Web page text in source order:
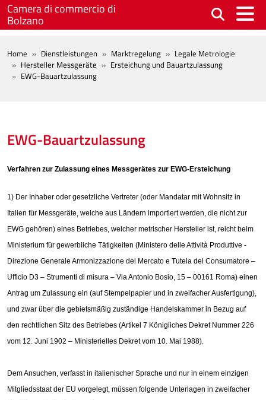
Skip to main content
Camera di commercio di
Bolzano
BREADCRUMB
Home Dienstleistungen Marktregelung
Legale Metrologie
Hersteller Messgeräte
Ersteichung und Bauartzulassung
EWG-Bauartzulassung
EWG-Bauartzulassung
Verfahren zur Zulassung eines Messgerätes zur EWG-Ersteichung
1) Der Inhaber oder gesetzliche Vertreter (oder Mandatar mit Wohnsitz in
Italien für Messgeräte, welche aus Ländern importiert werden, die nicht zur
EWG gehören) eines Betriebes, welcher metrischer Hersteller ist, reicht beim
Ministerium für gewerbliche Tätigkeiten (Ministero delle Attività Produttive -
Direzione Generale Armonizzazione del Mercato e Tutela del Consumatore –
Ufficio D3 – Strumenti di misura – Via Antonio Bosio, 15 – 00161 Roma) einen
Antrag um Zulassung ein (auf Stempelpapier und in zweifacher Ausfertigung),
und zwar über die gebietsmäßig zuständige Handelskammer in Bezug auf
den rechtlichen Sitz des Betriebes (Artikel 7 Königliches Dekret Nummer 226
vom 12. Juni 1902 – Ministerielles Dekret vom 10. Mai 1988).
Dem Ansuchen, verfasst in italienischer Sprache und nur in einem einzigen
Mitgliedsstaat der EU vorgelegt, müssen folgende Unterlagen in zweifacher